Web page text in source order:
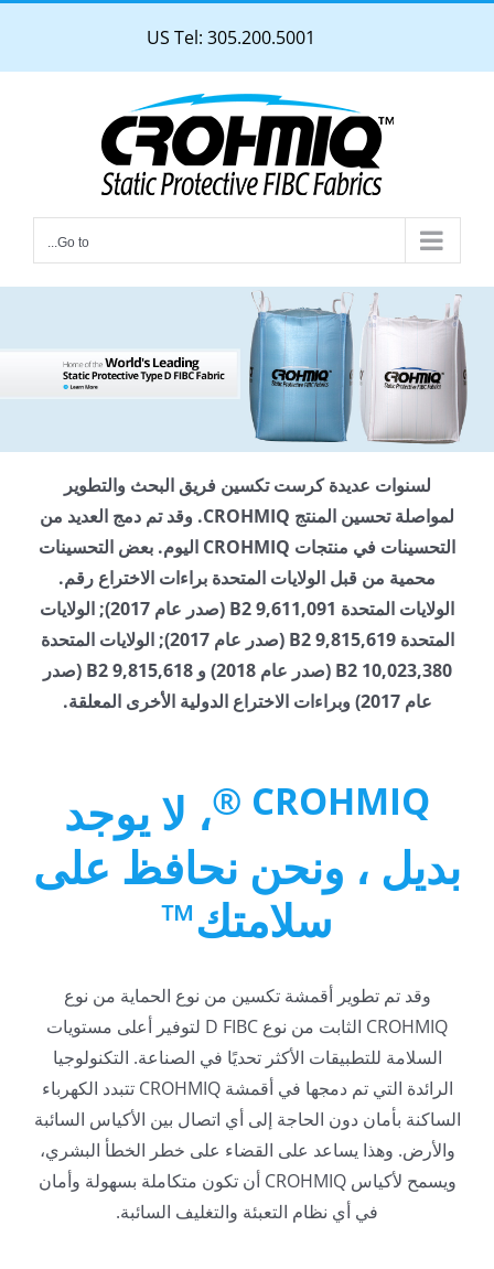
content
US Tel: 305.200.5001
Go to...
لسنوات عديدة كرست تكسين فريق البحث والتطوير
لمواصلة تحسين المنتج CROHMIQ. وقد تم دمج العديد من
التحسينات في منتجات CROHMIQ اليوم. بعض التحسينات
محمية من قبل الولايات المتحدة براءات الاختراع رقم.
الولايات المتحدة 9,611,091 B2 (صدر عام 2017); الولايات
المتحدة 9,815,619 B2 (صدر عام 2017); الولايات المتحدة
10,023,380 B2 (صدر عام 2018) و 9,815,618 B2 (صدر
عام 2017) وبراءات الاختراع الدولية الأخرى المعلقة.
CROHMIQ ®
، لا يوجد
بديل ، ونحن نحافظ على
سلامتك™
وقد تم تطوير أقمشة تكسين من نوع الحماية من نوع
CROHMIQ الثابت من نوع D FIBC لتوفير أعلى مستويات
السلامة للتطبيقات الأكثر تحديًا في الصناعة. التكنولوجيا
الرائدة التي تم دمجها في أقمشة CROHMIQ تتبدد الكهرباء
الساكنة بأمان دون الحاجة إلى أي اتصال بين الأكياس السائبة
والأرض. وهذا يساعد على القضاء على خطر الخطأ البشري،
ويسمح لأكياس CROHMIQ أن تكون متكاملة بسهولة وأمان
في أي نظام التعبئة والتغليف السائبة.